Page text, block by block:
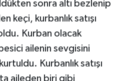
sonra altı bezlenip
keçi, kurbanlık satışı
Kurban olacak
ailenin sevgisini
Kurbanlık satışı
aileden biri gibi